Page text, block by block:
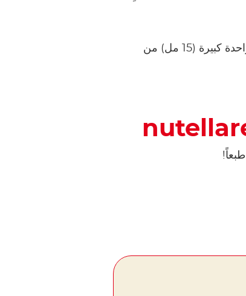
نزيّن كل واحدة من فطائر الوافل بالفراولة أو أي نوع آخر من التوت الذي نريده وملعقة واحدة كبيرة (15 مل) من